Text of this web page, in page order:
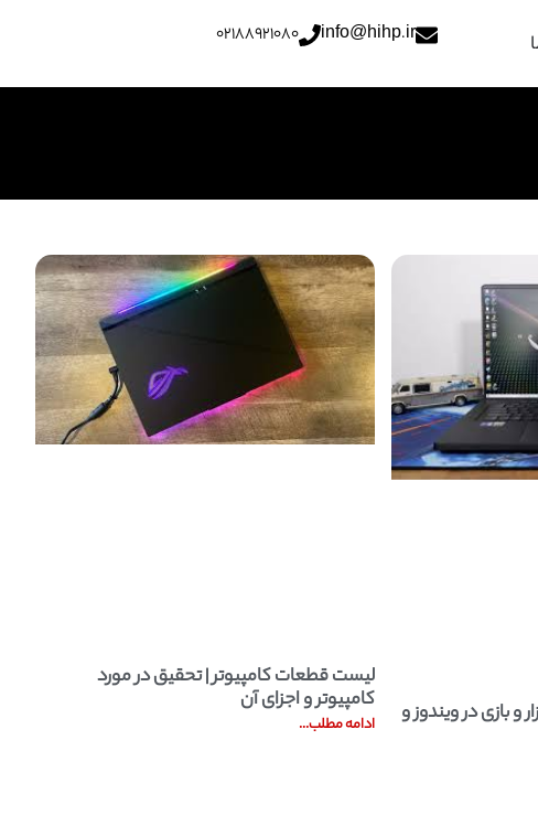
info@hihp.ir
02188921080
کامپیوتر | تحقیق در مورد کامپیوتر و اجزای آن
ادامه مطلب
بازی در ویندوز و
لیست قطعات کامپیوتر | تحقیق در مورد
کامپیوتر و اجزای آن
ادامه مطلب...